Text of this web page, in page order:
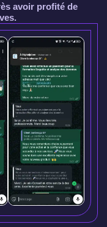
avoir profité de